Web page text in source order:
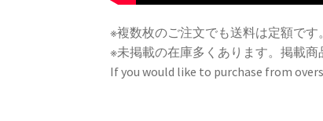
※複数枚のご注文でも送料は定額です。
※未掲載の在庫多くあります。掲載
If you would like to purchase from